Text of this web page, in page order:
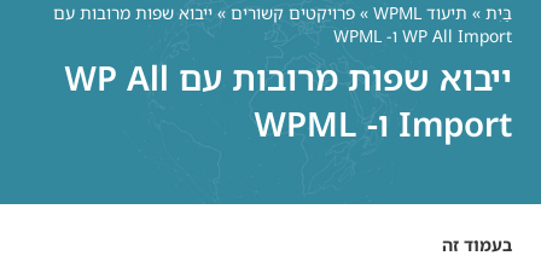
בַּיִת » תיעוד WPML » פרויקטים קשורים » ייבוא ​​שפות מרובות עם
WP All Import ו- WPML
ייבוא ​​שפות מרובות עם WP All
Import ו- WPML
בעמוד זה